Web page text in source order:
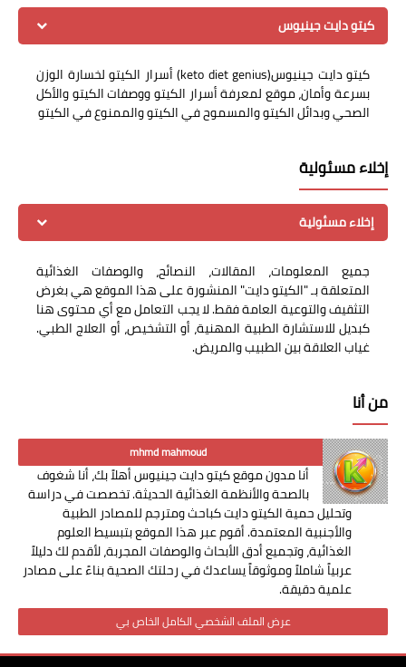
كيتو دايت جينيوس
كيتو دايت جينيوس(keto diet genius) أسرار الكيتو لخسارة الوزن
بسرعة وأمان، موقع لمعرفة أسرار الكيتو ووصفات الكيتو والأكل
الصحي وبدائل الكيتو والمسموح في الكيتو والممنوع في الكيتو
إخلاء مسئولية
إخلاء مسئولية
جميع المعلومات، المقالات، النصائح، والوصفات الغذائية
المتعلقة بـ "الكيتو دايت" المنشورة على هذا الموقع هي بغرض
التثقيف والتوعية العامة فقط. لا يجب التعامل مع أي محتوى هنا
كبديل للاستشارة الطبية المهنية، أو التشخيص، أو العلاج الطبي.
غياب العلاقة بين الطبيب والمريض.
من أنا
mhmd mahmoud
أنا مدون موقع كيتو دايت جينيوس أهلاً بك، أنا شغوف
بالصحة والأنظمة الغذائية الحديثة. تخصصت في دراسة
وتحليل حمية الكيتو دايت كباحث ومترجم للمصادر الطبية
والأجنبية المعتمدة. أقوم عبر هذا الموقع بتبسيط العلوم
الغذائية، وتجميع أدق الأبحاث والوصفات المجربة، لأقدم لك دليلاً
عربياً شاملاً وموثوقاً يساعدك في رحلتك الصحية بناءً على مصادر
علمية دقيقة.
عرض الملف الشخصي الكامل الخاص بي